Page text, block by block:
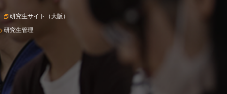
研究生サイト（大阪）
研究生管理